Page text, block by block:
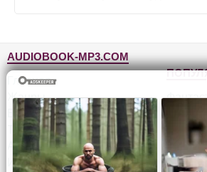
AUDIOBOOK-MP3.COM
Главная
Жанры
Блог
Топ-100
Авторы
Исполнители
Для
Роман,